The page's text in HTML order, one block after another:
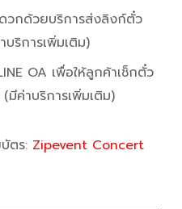
วกด้วยบริการส่งลิงก์ตั๋ว
ริการเพิ่มเติม)
OA เพื่อให้ลูกค้าเช็กตั๋ว
ค่าบริการเพิ่มเติม)
ตร: Zipevent Concert